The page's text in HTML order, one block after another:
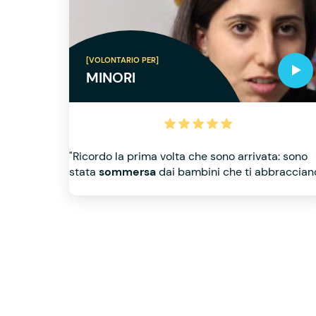
[VOLONTARIO PER]
MINORI
"Ricordo la prima volta che sono arrivata: sono
statasommersadai bambini che ti